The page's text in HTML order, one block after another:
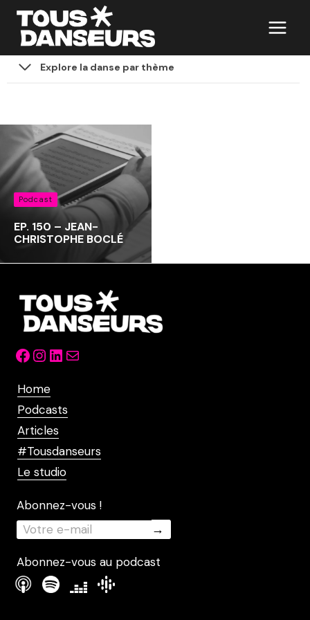
Aller
contenu
Explore la danse par thème
Podcast
EP. 150 – JEAN-
CHRISTOPHE BOCLÉ
Facebook
Instagram
LinkedIn
Mail
Home
Podcasts
Articles
#Tousdanseurs
Le studio
Abonnez-vous !
Abonnez-vous au podcast